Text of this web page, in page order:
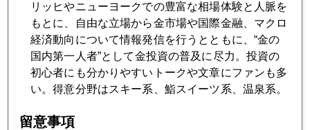
2020年11月25日
イエレン氏、国債購入側から発行元へ、増税が難関
2020年11月24日
コロナ禍には良いニュース連発、金には逆風
リッヒやニューヨークでの豊富な相場体験と人脈を
もとに、自由な立場から金市場や国際金融、マクロ
経済動向について情報発信を行うとともに、“金の
国内第一人者”として金投資の普及に尽力。投資の
初心者にも分かりやすいトークや文章にファンも多
い。得意分野はスキー系、鮨スイーツ系、温泉系。
留意事項